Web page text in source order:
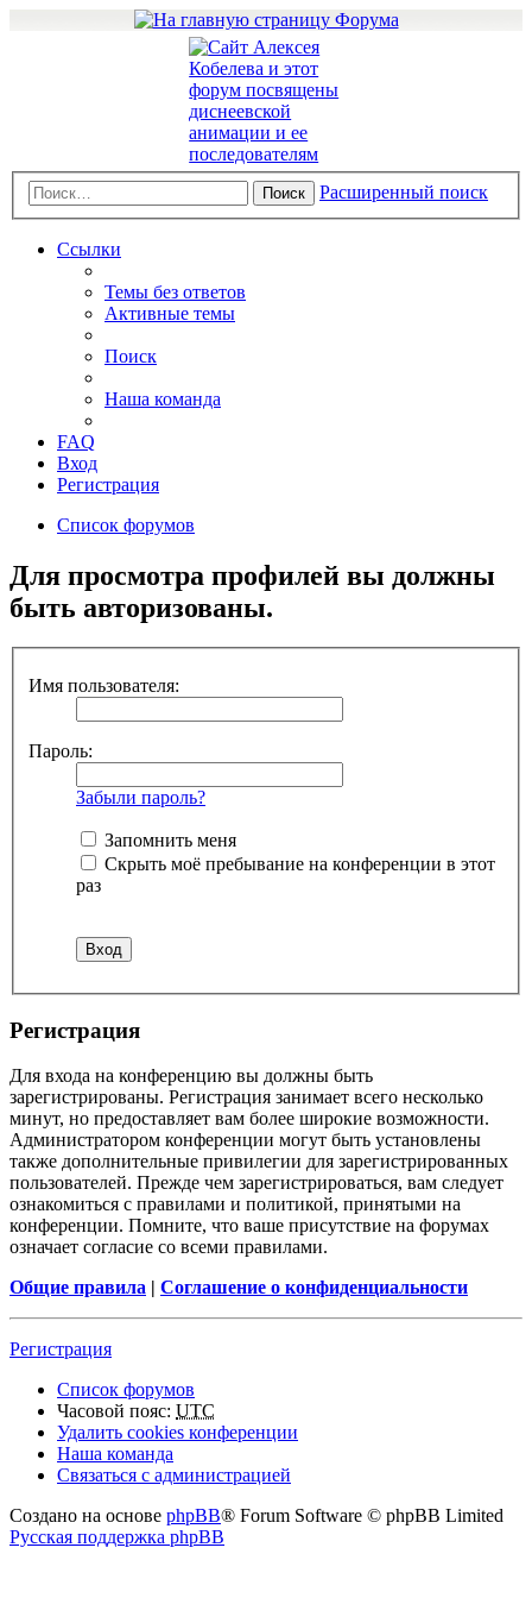
Поиск Расширенный поиск
Ссылки
Темы без ответов
Активные темы
Поиск
Наша команда
FAQ
Вход
Регистрация
Список форумов
Для просмотра профилей вы должны
быть авторизованы.
Имя пользователя:
Пароль:
Забыли пароль?
Запомнить меня
Скрыть моё пребывание на конференции в этот
раз
Регистрация
Для входа на конференцию вы должны быть
зарегистрированы. Регистрация занимает всего несколько
минут, но предоставляет вам более широкие возможности.
Администратором конференции могут быть установлены
также дополнительные привилегии для зарегистрированных
пользователей. Прежде чем зарегистрироваться, вам следует
ознакомиться с правилами и политикой, принятыми на
конференции. Помните, что ваше присутствие на форумах
означает согласие со всеми правилами.
Общие правила | Соглашение о конфиденциальности
Регистрация
Список форумов
Часовой пояс: UTC
Удалить cookies конференции
Наша команда
Связаться с администрацией
Создано на основе phpBB® Forum Software © phpBB Limited
Русская поддержка phpBB